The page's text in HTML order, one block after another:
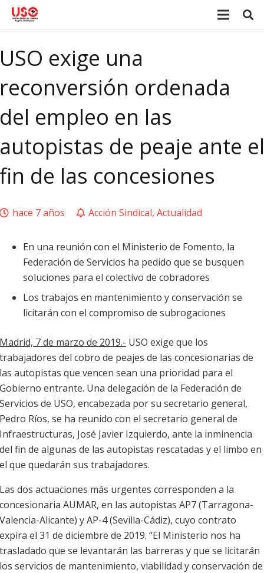
USO exige una
reconversión ordenada
del empleo en las
autopistas de peaje ante el
fin de las concesiones
hace 7 años Acción Sindical, Actualidad
En una reunión con el Ministerio de Fomento, la
Federación de Servicios ha pedido que se busquen
soluciones para el colectivo de cobradores
Los trabajos en mantenimiento y conservación se
licitarán con el compromiso de subrogaciones
Madrid, 7 de marzo de 2019.- USO exige que los
trabajadores del cobro de peajes de las concesionarias de
las autopistas que vencen sean una prioridad para el
Gobierno entrante. Una delegación de la Federación de
Servicios de USO, encabezada por su secretario general,
Pedro Ríos, se ha reunido con el secretario general de
Infraestructuras, José Javier Izquierdo, ante la inminencia
del fin de algunas de las autopistas rescatadas y el limbo en
el que quedarán sus trabajadores.
Las dos actuaciones más urgentes corresponden a la
concesionaria AUMAR, en las autopistas AP7 (Tarragona-
Valencia-Alicante) y AP-4 (Sevilla-Cádiz), cuyo contrato
expira el 31 de diciembre de 2019. “El Ministerio nos ha
trasladado que se levantarán las barreras y que se licitarán
los servicios de mantenimiento, viabilidad y conservación de